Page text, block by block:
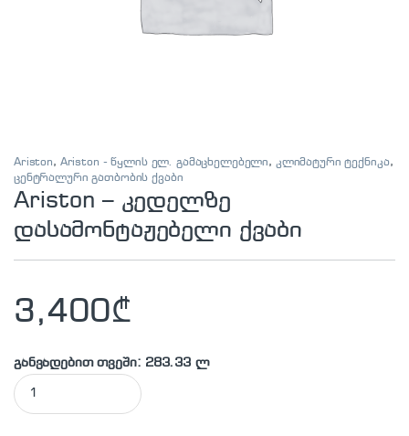
Ariston, Ariston - წყლის ელ. გამაცხელებელი, კლიმატური ტექნიკა,
ცენტრალური გათბობის ქვაბი
Ariston – კედელზე
დასამონტაჟებელი ქვაბი
3,400₾
განვადებით თვეში: 283.33 ლ
Ariston - კედელზე დასამონტაჟებელი ქვაბი quantity